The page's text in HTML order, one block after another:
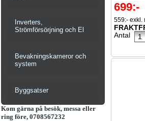
Inverters,
Strömförsörjning och El
Bevakningskameror och
system
Byggsatser
Kom gärna på besök, messa eller
ring före, 0708567232
699:-
559:- exkl.
Antal